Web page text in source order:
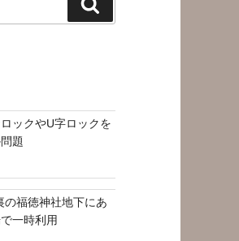
索
ックやU字ロックを
題
の福徳神社地下にあ
一時利用